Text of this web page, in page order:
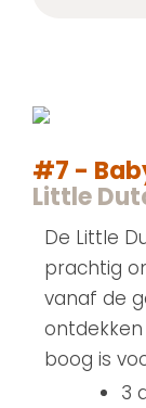
#7 -
Little
De Little
prachtig
vanaf de
boog is
3